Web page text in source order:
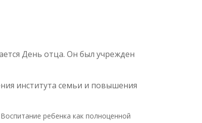
День отца. Он был учрежден
института семьи и повышения
ребенка как полноценной